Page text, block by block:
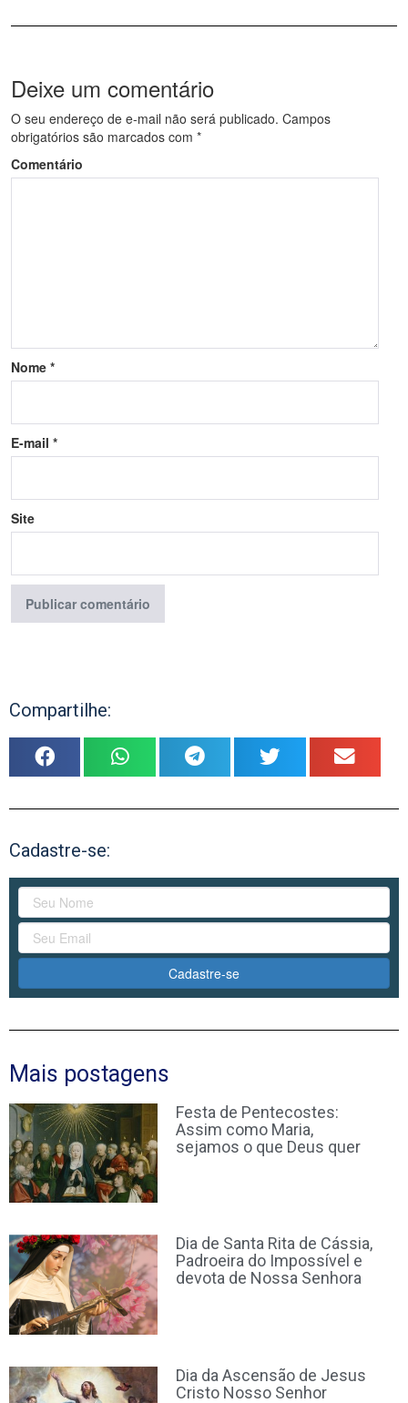
Deixe um comentário
O seu endereço de e-mail não será publicado. Campos
obrigatórios são marcados com *
Comentário
Nome *
E-mail *
Site
Compartilhe:
Cadastre-se:
Cadastre-se
Mais postagens
Festa de Pentecostes:
Assim como Maria,
sejamos o que Deus quer
Dia de Santa Rita de Cássia,
Padroeira do Impossível e
devota de Nossa Senhora
Dia da Ascensão de Jesus
Cristo Nosso Senhor